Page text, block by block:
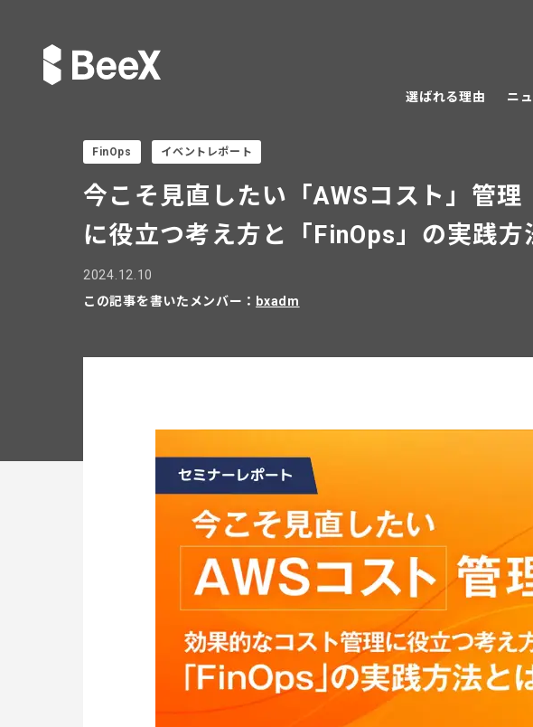
選ばれる理由 ニ
FinOps イベントレポート
今こそ見直したい「AWSコスト」管
に役立つ考え方と「FinOps」の実践
2024.12.10
この記事を書いたメンバー： bxadm